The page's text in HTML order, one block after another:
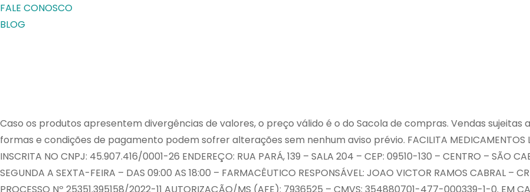
FALE CONOSCO
BLOG
Caso os produtos apresentem divergências de valores, o preço válido é o do Sacola de compras. Vendas sujeitas
formas e condições de pagamento podem sofrer alterações sem nenhum aviso prévio. FACILITA MEDICAMENTOS
INSCRITA NO CNPJ: 45.907.416/0001-26 ENDEREÇO: RUA PARÁ, 139 – SALA 204 – CEP: 09510-130 – CENTRO – SÃO
SEGUNDA A SEXTA-FEIRA – DAS 09:00 AS 18:00 – FARMACÊUTICO RESPONSÁVEL: JOAO VICTOR RAMOS CABRAL –
PROCESSO Nº 25351.395158/2022-11 AUTORIZAÇÃO/MS (AFE): 7936525 – CMVS: 354880701-477-000339-1-0. EM